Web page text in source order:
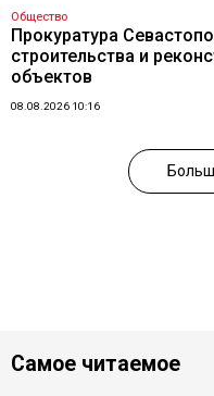
Общество
Прокуратура
строительства и
объектов
08.08.2026 10:16
Самое читаемое